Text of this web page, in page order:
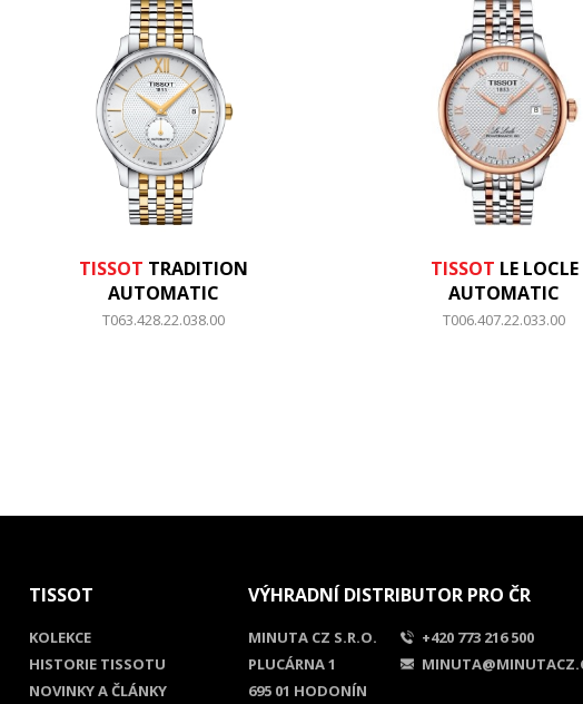
TISSOT TRADITION
AUTOMATIC
T063.428.22.038.00
TISSOT LE LOCLE
AUTOMATIC
T006.407.22.033.00
TISSOT
KOLEKCE
HISTORIE TISSOTU
NOVINKY A ČLÁNKY
VÝHRADNÍ DISTRIBUTOR PRO ČR
MINUTA CZ S.R.O.
PLUCÁRNA 1
695 01 HODONÍN
+420 773 216 500